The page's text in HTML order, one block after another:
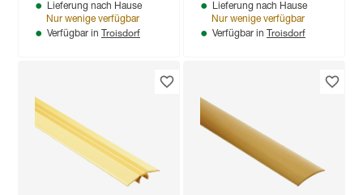
Lieferung nach Hause
Nur wenige verfügbar
Verfügbar in Troisdorf
Lieferung nach Hause
Nur wenige verfügbar
Verfügbar in Troisdorf